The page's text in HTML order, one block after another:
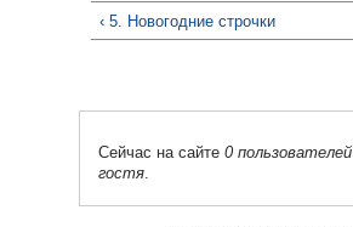
‹ 5. Новогодние строчки
Сейчас на сайте 0 пользователей
гостя.